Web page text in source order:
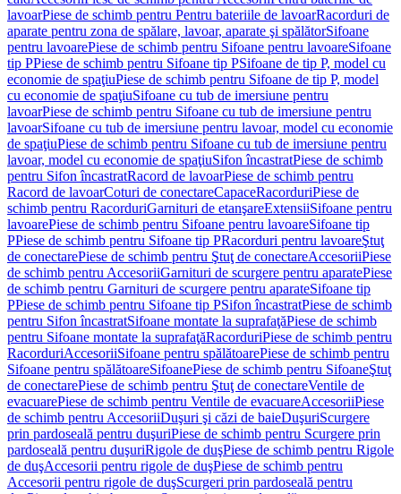
lavoarPiese de schimb pentru Pentru bateriile de lavoarRacorduri de
aparate pentru zona de spălare, lavoar, aparate şi spălătorSifoane
pentru lavoarePiese de schimb pentru Sifoane pentru lavoareSifoane
tip PPiese de schimb pentru Sifoane tip PSifoane de tip P, model cu
economie de spaţiuPiese de schimb pentru Sifoane de tip P, model
cu economie de spaţiuSifoane cu tub de imersiune pentru
lavoarPiese de schimb pentru Sifoane cu tub de imersiune pentru
lavoarSifoane cu tub de imersiune pentru lavoar, model cu economie
de spaţiuPiese de schimb pentru Sifoane cu tub de imersiune pentru
lavoar, model cu economie de spaţiuSifon încastratPiese de schimb
pentru Sifon încastratRacord de lavoarPiese de schimb pentru
Racord de lavoarCoturi de conectareCapaceRacorduriPiese de
schimb pentru RacorduriGarnituri de etanşareExtensiiSifoane pentru
lavoarePiese de schimb pentru Sifoane pentru lavoareSifoane tip
PPiese de schimb pentru Sifoane tip PRacorduri pentru lavoareŞtuţ
de conectarePiese de schimb pentru Ştuţ de conectareAccesoriiPiese
de schimb pentru AccesoriiGarnituri de scurgere pentru aparatePiese
de schimb pentru Garnituri de scurgere pentru aparateSifoane tip
PPiese de schimb pentru Sifoane tip PSifon încastratPiese de schimb
pentru Sifon încastratSifoane montate la suprafaţăPiese de schimb
pentru Sifoane montate la suprafaţăRacorduriPiese de schimb pentru
RacorduriAccesoriiSifoane pentru spălătoarePiese de schimb pentru
Sifoane pentru spălătoareSifoanePiese de schimb pentru SifoaneŞtuţ
de conectarePiese de schimb pentru Ştuţ de conectareVentile de
evacuarePiese de schimb pentru Ventile de evacuareAccesoriiPiese
de schimb pentru AccesoriiDuşuri şi căzi de baieDuşuriScurgere
prin pardoseală pentru duşuriPiese de schimb pentru Scurgere prin
pardoseală pentru duşuriRigole de duşPiese de schimb pentru Rigole
de duşAccesorii pentru rigole de duşPiese de schimb pentru
Accesorii pentru rigole de duşScurgeri prin pardoseală pentru